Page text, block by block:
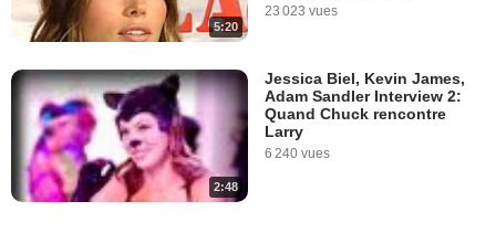
5:20
23 023 vues
2:48
Jessica Biel, Kevin James,
Adam Sandler Interview 2:
Quand Chuck rencontre
Larry
6 240 vues